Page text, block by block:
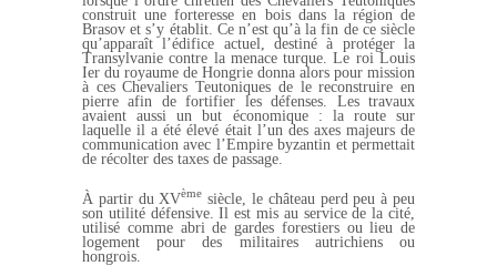
construit une forteresse en bois dans la région de
Brasov et s’y établit. Ce n’est qu’à la fin de ce siècle
qu’apparaît l’édifice actuel, destiné à protéger la
Transylvanie contre la menace turque. Le roi Louis
Ier du royaume de Hongrie donna alors pour mission
à ces Chevaliers Teutoniques de le reconstruire en
pierre afin de fortifier les défenses. Les travaux
avaient aussi un but économique : la route sur
laquelle il a été élevé était l’un des axes majeurs de
communication avec l’Empire byzantin et permettait
de récolter des taxes de passage.
À partir du XVème siècle, le château perd peu à peu
son utilité défensive. Il est mis au service de la cité,
utilisé comme abri de gardes forestiers ou lieu de
logement pour des militaires autrichiens ou
hongrois.